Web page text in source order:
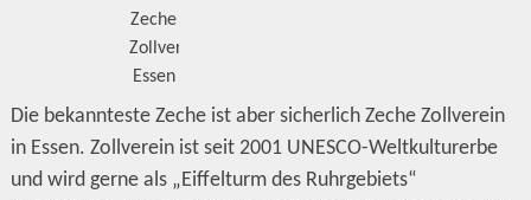
Zeche
Zollverein,
Essen
Die bekannteste Zeche ist aber sicherlich Zeche Zollverein
in Essen. Zollverein ist seit 2001 UNESCO-Weltkulturerbe
und wird gerne als „Eiffelturm des Ruhrgebiets“